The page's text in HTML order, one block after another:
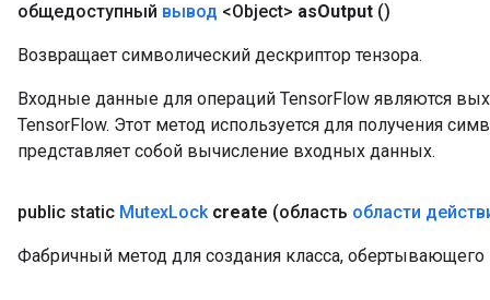
общедоступный вывод <Object> asOutput ()
Возвращает символический дескриптор тензора.
Входные данные для операций TensorFlow являются
TensorFlow. Этот метод используется для получения
представляет собой вычисление входных данных.
public static MutexLock create (область области
Фабричный метод для создания класса,